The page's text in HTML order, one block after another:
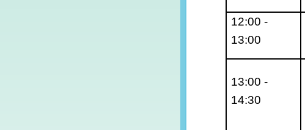
12:00 -
13:00
13:00 -
14:30